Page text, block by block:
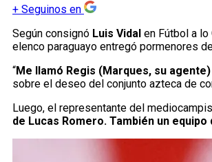
+ Seguinos en
Según consignó Luis Vidal en Fútbol a lo
elenco paraguayo entregó pormenores
“Me llamó Regis (Marques, su
sobre el deseo del conjunto azteca de
Luego, el representante del
de Lucas Romero. También un